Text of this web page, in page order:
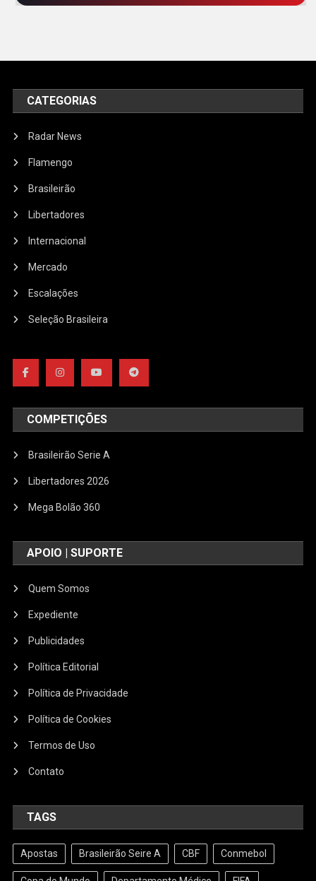
CATEGORIAS
Radar News
Flamengo
Brasileirão
Libertadores
Internacional
Mercado
Escalações
Seleção Brasileira
COMPETIÇÕES
Brasileirão Serie A
Libertadores 2026
Mega Bolão 360
APOIO | SUPORTE
Quem Somos
Expediente
Publicidades
Política Editorial
Política de Privacidade
Política de Cookies
Termos de Uso
Contato
TAGS
Apostas Brasileirão Seire A CBF Conmebol